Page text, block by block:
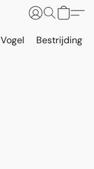
Vogel Bestrijding